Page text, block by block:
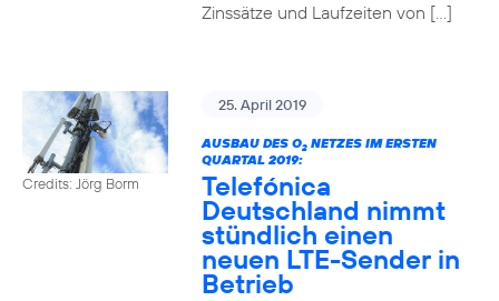
Zinssätze und Laufzeiten von […]
Credits: Jörg Borm
25. April 2019
AUSBAU DES O2NETZES IM ERSTEN
QUARTAL 2019:
Telefónica
Deutschland nimmt
stündlich einen
neuen LTE-Sender in
Betrieb